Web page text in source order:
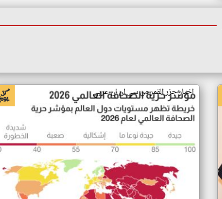
اخبار جزر القمر من سي ان ان عربي